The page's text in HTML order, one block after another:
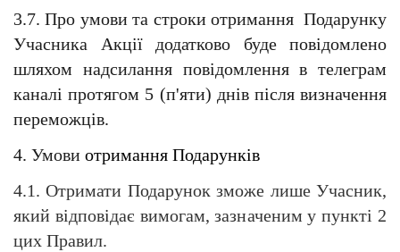
3.7. Про умови та строки отримання  Подарунку
Учасника Акції додатково буде повідомлено
шляхом надсилання повідомлення в телеграм
каналі протягом 5 (п'яти) днів після визначення
переможців.
4. Умови отримання Подарунків
4.1. Отримати Подарунок зможе лише Учасник,
який відповідає вимогам, зазначеним у пункті 2
цих Правил.